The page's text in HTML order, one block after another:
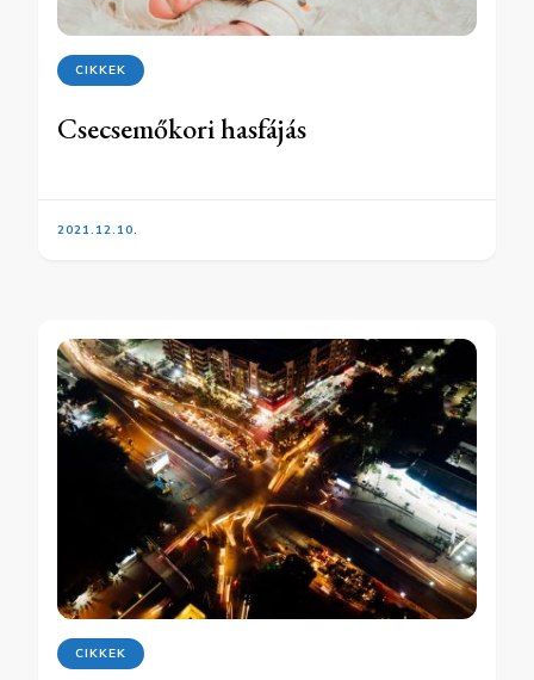
CIKKEK
Csecsemőkori hasfájás
2021.12.10.
CIKKEK